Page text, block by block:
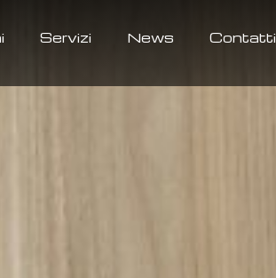
Servizi News Contatti